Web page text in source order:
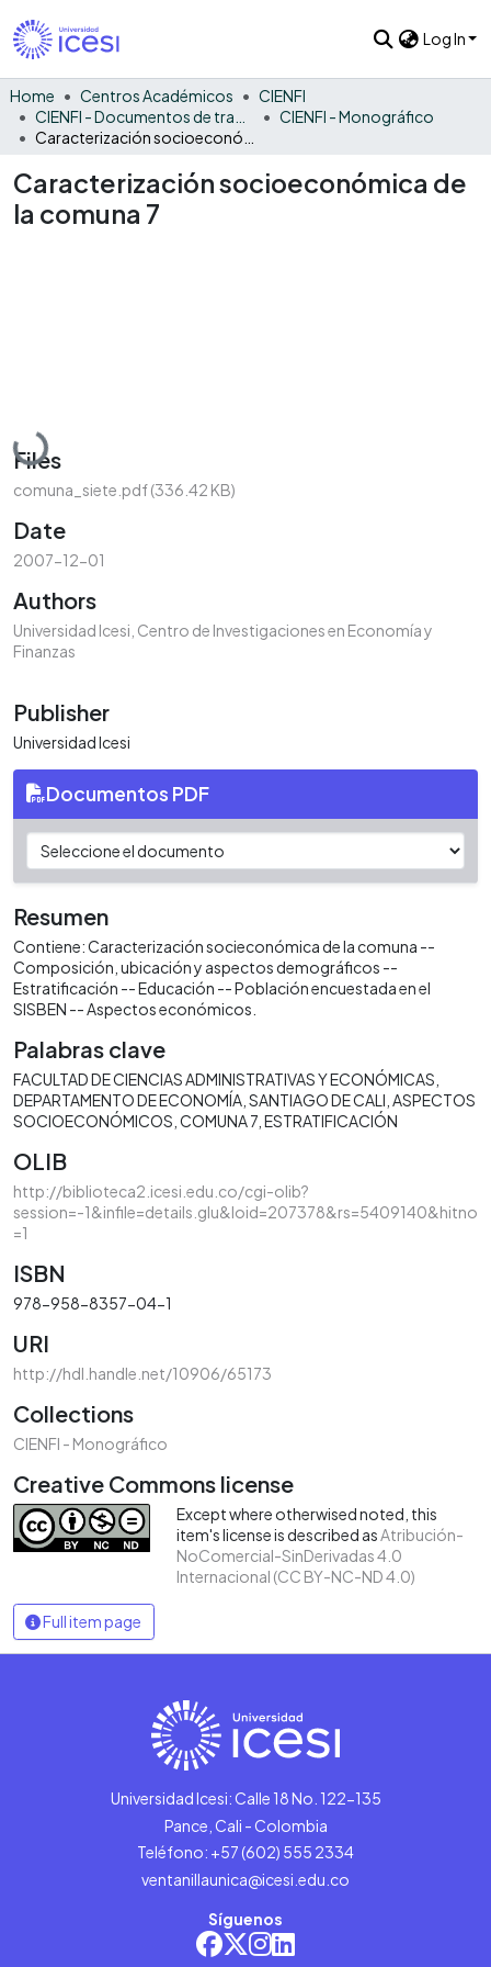
Log In
Home Centros Académicos
CIENFI
CIENFI - Monográfico
Caracterización socioeconómica de
la comuna 7
Loading...
Files
comuna_siete.pdf(336.42 KB)
Date
2007-12-01
Authors
Universidad Icesi, Centro de Investigaciones en Economía y
Finanzas
Publisher
Universidad Icesi
Documentos PDF
Resumen
Contiene: Caracterización socieconómica de la comuna --
Composición, ubicación y aspectos demográficos --
Estratificación -- Educación -- Población encuestada en el
SISBEN -- Aspectos económicos.
Palabras clave
FACULTAD DE CIENCIAS ADMINISTRATIVAS Y ECONÓMICAS
DEPARTAMENTO DE ECONOMÍA SANTIAGO DE CALI ASPECTOS
SOCIOECONÓMICOS COMUNA 7 ESTRATIFICACIÓN
OLIB
http://biblioteca2.icesi.edu.co/cgi-olib?
session=-1&infile=details.glu&loid=207378&rs=5409140&hitno
=1
ISBN
978-958-8357-04-1
URI
http://hdl.handle.net/10906/65173
Collections
CIENFI - Monográfico
Creative Commons license
Except where otherwised noted, this
item's license is described asAtribución-
NoComercial-SinDerivadas 4.0
Internacional (CC BY-NC-ND 4.0)
Full item page
Universidad Icesi: Calle 18 No. 122-135
Pance, Cali - Colombia
Teléfono: +57 (602) 555 2334
ventanillaunica@icesi.edu.co
Síguenos